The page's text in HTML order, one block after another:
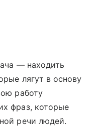
— находить
лягут в основу
работу
фраз, которые
речи людей.